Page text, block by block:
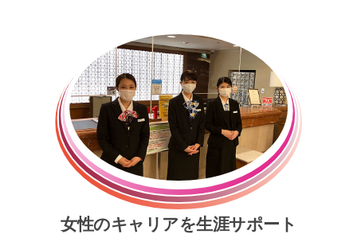
女性のキャリアを生涯サポート